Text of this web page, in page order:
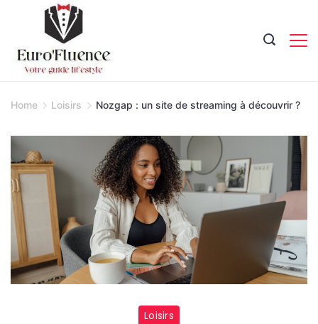
content
Home Loisirs Nozgap : un site de streaming à découvrir ?
Loisirs